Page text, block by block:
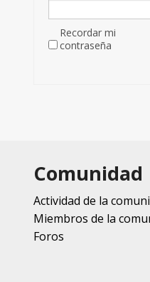
Recordar mi
contraseña
Comunidad
Actividad de la
Miembros de la
Foros